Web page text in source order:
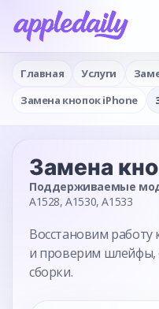
Главная Услуги
Замена кнопок iPhone
Замена
Поддерживаемые
A1528, A1530, A1533
Восстановим работу
и проверим шлейфы,
сборки.